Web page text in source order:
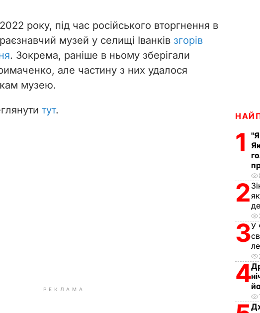
року, під час російського вторгнення в
музей у селищі Іванків згорів
. Зокрема, раніше в ньому зберігали
але частину з них удалося
музею.
тут.
РЕКЛАМА
1
2
3У
4